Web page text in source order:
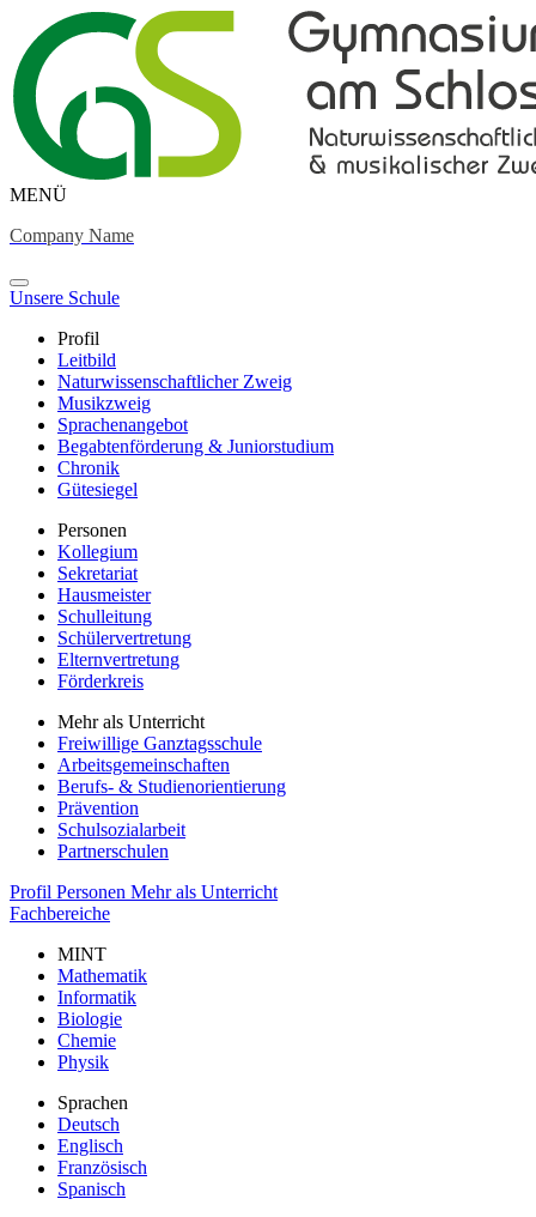
MENÜ
Company Name
Unsere Schule
Profil
Leitbild
Naturwissenschaftlicher Zweig
Musikzweig
Sprachenangebot
Begabtenförderung & Juniorstudium
Chronik
Gütesiegel
Personen
Kollegium
Sekretariat
Hausmeister
Schulleitung
Schülervertretung
Elternvertretung
Förderkreis
Mehr als Unterricht
Freiwillige Ganztagsschule
Arbeitsgemeinschaften
Berufs- & Studienorientierung
Prävention
Schulsozialarbeit
Partnerschulen
Profil Personen Mehr als Unterricht
Fachbereiche
MINT
Mathematik
Informatik
Biologie
Chemie
Physik
Sprachen
Deutsch
Englisch
Französisch
Spanisch